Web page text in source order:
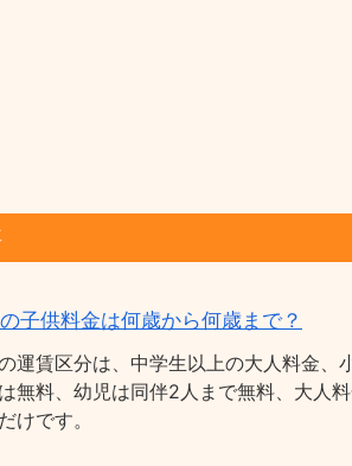
子供料金は何歳から何歳まで？
運賃区分は、中学生以上の大人料金、
無料、幼児は同伴2人まで無料、大人
けです。